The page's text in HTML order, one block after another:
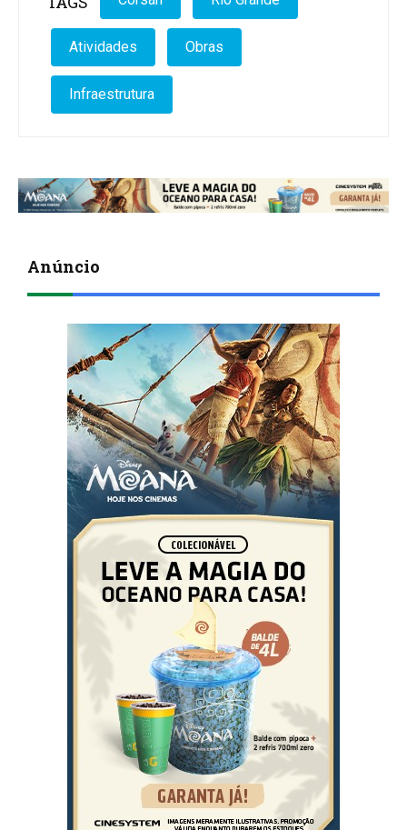
Atividades Obras
Infraestrutura
Anúncio